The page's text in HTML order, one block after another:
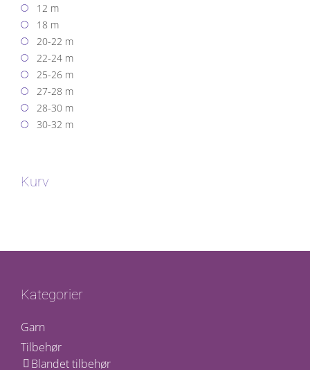
12 m
18 m
20-22 m
22-24 m
25-26 m
27-28 m
28-30 m
30-32 m
Kurv
Kategorier
Garn
Tilbehør
Blandet tilbehør